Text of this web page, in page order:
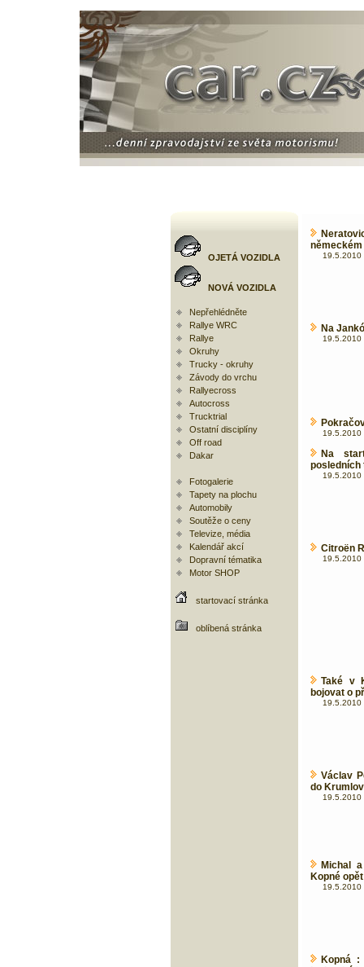
OJETÁ VOZIDLA
NOVÁ VOZIDLA
Nepřehlédněte
Rallye WRC
Rallye
Okruhy
Trucky - okruhy
Závody do vrchu
Rallyecross
Autocross
Trucktrial
Ostatní disciplíny
Off road
Dakar
Fotogalerie
Tapety na plochu
Automobily
Soutěže o ceny
Televize, média
Kalendář akcí
Dopravní tématika
Motor SHOP
startovací stránka
oblíbená stránka
německém
19.5.2010
Na
19.5.2010
19.5.2010
Na
posledních
19.5.2010
Citroën
19.5.2010
Také v
bojovat o
19.5.2010
Václav
do
19.5.2010
Michal
Kopné
19.5.2010
Kopná